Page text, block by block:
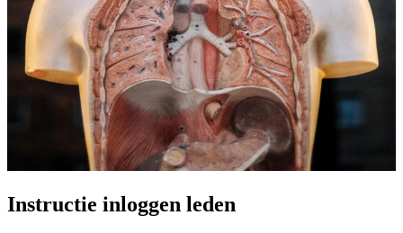
Instructie inloggen leden